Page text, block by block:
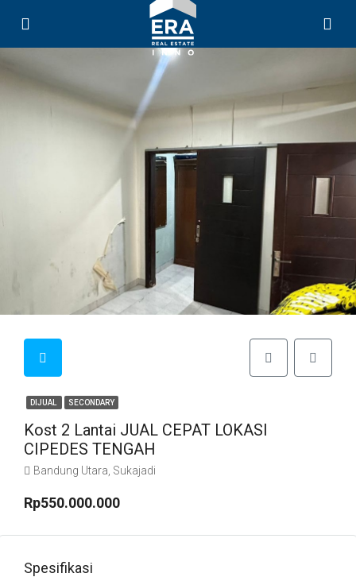
DIJUAL SECONDARY
Kost 2 Lantai JUAL CEPAT LOKASI
CIPEDES TENGAH
Bandung Utara, Sukajadi
Rp550.000.000
Spesifikasi